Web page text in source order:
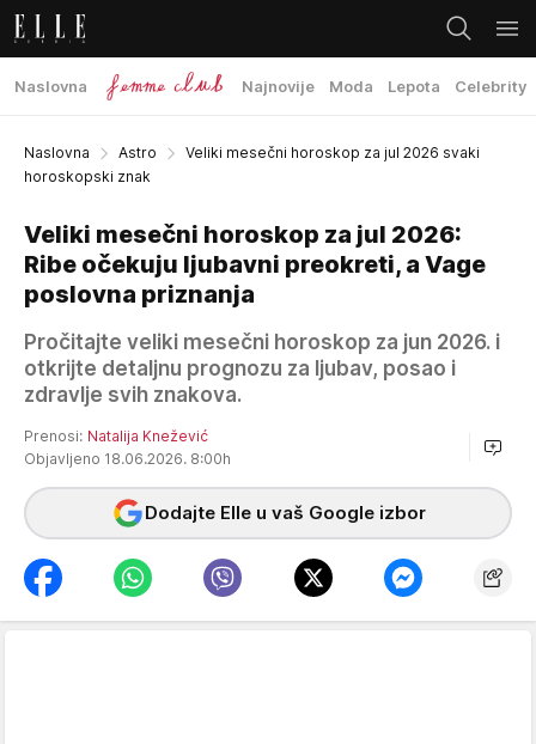
Naslovna Najnovije Moda Lepota Celebrity
Naslovna Astro
Veliki mesečni horoskop za jul 2026 svaki
horoskopski znak
Veliki mesečni horoskop za jul 2026:
Ribe očekuju ljubavni preokreti, a Vage
poslovna priznanja
Pročitajte veliki mesečni horoskop za jun 2026. i
otkrijte detaljnu prognozu za ljubav, posao i
zdravlje svih znakova.
Prenosi: Natalija Knežević
Objavljeno 18.06.2026. 8:00h
Dodajte Elle u vaš Google izbor